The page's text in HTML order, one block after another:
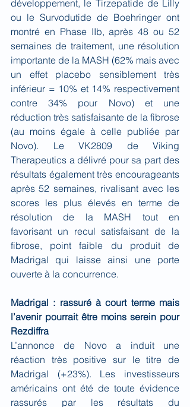
développement, le Tirzepatide de Lilly
ou le Survodutide de Boehringer ont
montré en Phase IIb, après 48 ou 52
semaines de traitement, une résolution
importante de la MASH (62% mais avec
un effet placebo sensiblement très
inférieur = 10% et 14% respectivement
contre 34% pour Novo) et une
réduction très satisfaisante de la fibrose
(au moins égale à celle publiée par
Novo). Le VK2809 de Viking
Therapeutics a délivré pour sa part des
résultats également très encourageants
après 52 semaines, rivalisant avec les
scores les plus élevés en terme de
résolution de la MASH tout en
favorisant un recul satisfaisant de la
fibrose, point faible du produit de
Madrigal qui laisse ainsi une porte
ouverte à la concurrence.
Madrigal : rassuré à court terme mais
l’avenir pourrait être moins serein pour
Rezdiffra
L’annonce de Novo a induit une
réaction très positive sur le titre de
Madrigal (+23%). Les investisseurs
américains ont été de toute évidence
rassurés par les résultats du